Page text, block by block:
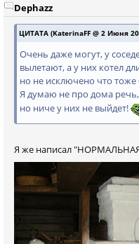
Dephazz
ЦИТАТА (KaterinaFF @ 2 Июня
Очень даже могут, у
вылетают, а у них котел
но не исключено что
Я думаю не про дома
но ниче у них не выйдет!
Я же написал